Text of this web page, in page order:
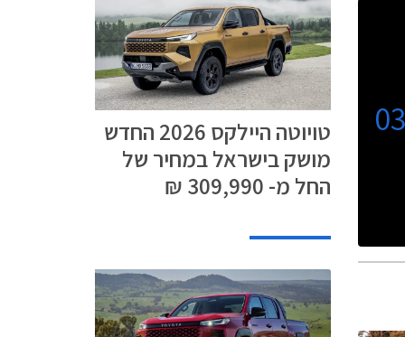
טויוטה היילקס 2026 החדש
מושק בישראל במחיר של
החל מ- 309,990 ₪